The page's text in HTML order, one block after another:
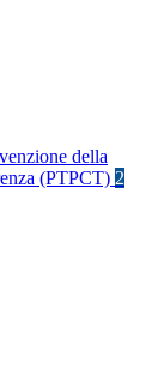
della
(PTPCT) 2